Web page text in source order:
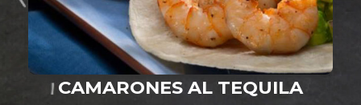
CAMARONES AL TEQUILA